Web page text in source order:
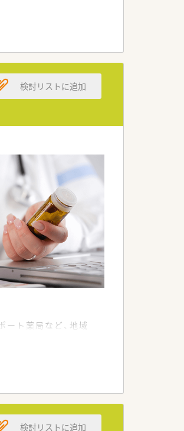
検討リストに追加
ト薬局など、地域
検討リストに追加